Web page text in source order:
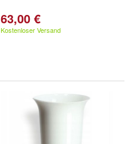
63,00 €
Kostenloser Versand